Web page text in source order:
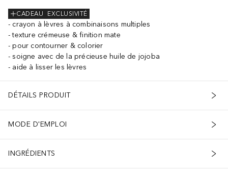
EXCLUSIVITÉ
CADEAU
crayon à lèvres à combinaisons multiples
texture crémeuse & finition mate
pour contourner & colorier
soigne avec de la précieuse huile de jojoba
aide à lisser les lèvres
DÉTAILS PRODUIT
MODE D'EMPLOI
INGRÉDIENTS